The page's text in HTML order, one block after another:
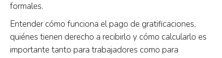
formales.
Entender cómo funciona el pago de gratificaciones,
quiénes tienen derecho a recibirlo y cómo calcularlo es
importante tanto para trabajadores como para